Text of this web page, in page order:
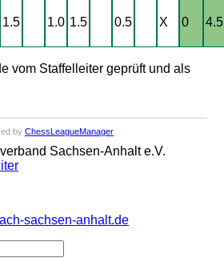
1.5 1.0 1.5 0.5 X 0 4.5
vom Staffelleiter geprüft und als
by ChessLeagueManager
Sachsen-Anhalt e.V.
sachsen-anhalt.de